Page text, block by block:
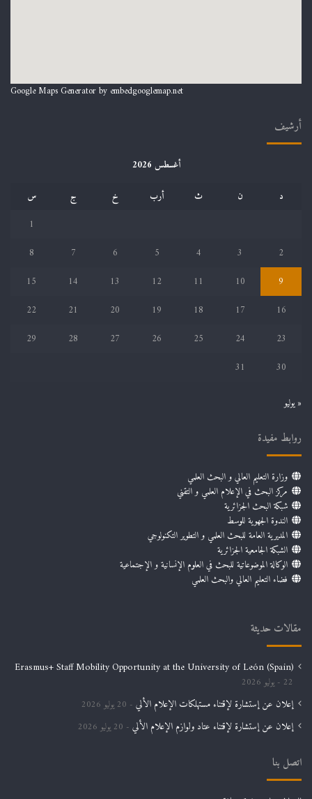
Google Maps Generator by embedgooglemap.net
أرشيف
أغسطس 2026
د
ن ث أرب خ ج
س
1
2
3
4
5
6
7
8
9
10
11
12
13
14
15
16
17
18
19
20
21
22
23
24
25
26
27
28
29
30
31
« يوليو
روابط مفيدة
وزارة التعليم العالي و البحث العلمي
مركز البحث في الإعلام العلمي و التقني
شبكة البحث الجزائرية
الندوة الجهوية للوسط
المديرية العامة للبحث العلمي و التطوير التكنولوجي
الشبكة الجامعية الجزائرية
الوكالة الموضوعاتية للبحث في العلوم الإنسانية و الإجتماعية
فضاء التعليم العالي والبحث العلمي
مقالات حديثة
Erasmus+ Staff Mobility Opportunity at the University of León (Spain)
22 يوليو 2026
إعلان عن إستشارة لإقتناء مستهلكات الإعلام الألي 20 يوليو 2026
إعلان عن إستشارة لإقتناء عتاد ولوازم الإعلام الألي 20 يوليو 2026
اتصل بنا